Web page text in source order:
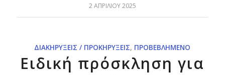
2 ΑΠΡΙΛΊΟΥ 2025
ΔΙΑΚΗΡΎΞΕΙΣ / ΠΡΟΚΗΡΎΞΕΙΣ, ΠΡΟΒΕΒΛΗΜΈΝΟ
Ειδική πρόσκληση για